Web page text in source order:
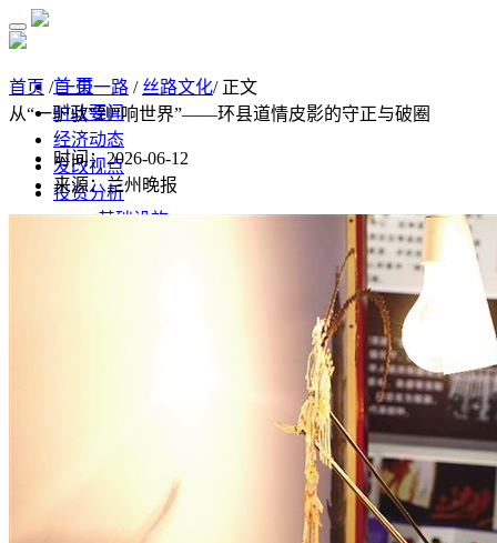
首 页
时政要闻
经济动态
发改视点
投资分析
基础设施
文化旅游
生态修复
首页 /一带一路 / 丝路文化/ 正文
从“一驴驮”到“响世界”——环县道情皮影的守正与破圈
时间：2026-06-12
来源：兰州晚报